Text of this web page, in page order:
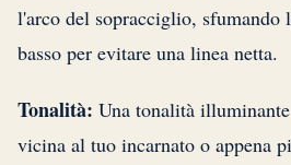
l'arco del sopracciglio, sfumando
basso per evitare una linea netta.
Tonalità: Una tonalità
vicina al tuo incarnato o appena